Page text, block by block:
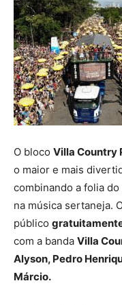
O bloco Villa Country
o maior e mais
combinando a folia
na música sertaneja.
público
com a banda Villa
Alyson, Pedro
Márcio.